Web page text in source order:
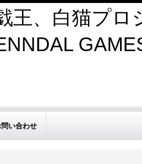
、白猫プロ
問い合わせ